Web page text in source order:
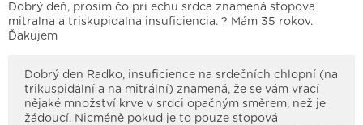
Dobrý deň, prosím čo pri echu srdca znamená stopova
mitralna a triskupidalna insuficiencia. ? Mám 35 rokov.
Ďakujem
Dobrý den Radko, insuficience na srdečních chlopní (na
trikuspidální a na mitrální) znamená, že se vám vrací
nějaké množství krve v srdci opačným směrem, než je
žádoucí. Nicméně pokud je to pouze stopová